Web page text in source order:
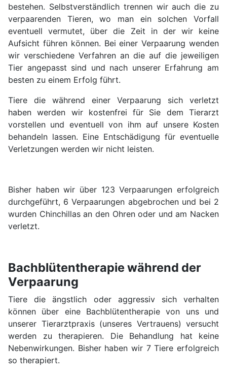
bestehen. Selbstverständlich trennen wir auch die zu
verpaarenden Tieren, wo man ein solchen Vorfall
eventuell vermutet, über die Zeit in der wir keine
Aufsicht führen können. Bei einer Verpaarung wenden
wir verschiedene Verfahren an die auf die jeweiligen
Tier angepasst sind und nach unserer Erfahrung am
besten zu einem Erfolg führt.
Tiere die während einer Verpaarung sich verletzt
haben werden wir kostenfrei für Sie dem Tierarzt
vorstellen und eventuell von ihm auf unsere Kosten
behandeln lassen. Eine Entschädigung für eventuelle
Verletzungen werden wir nicht leisten.
Bisher haben wir über 123 Verpaarungen erfolgreich
durchgeführt, 6 Verpaarungen abgebrochen und bei 2
wurden Chinchillas an den Ohren oder und am Nacken
verletzt.
Bachblütentherapie während der
Verpaarung
Tiere die ängstlich oder aggressiv sich verhalten
können über eine Bachblütentherapie von uns und
unserer Tierarztpraxis (unseres Vertrauens) versucht
werden zu therapieren. Die Behandlung hat keine
Nebenwirkungen. Bisher haben wir 7 Tiere erfolgreich
so therapiert.